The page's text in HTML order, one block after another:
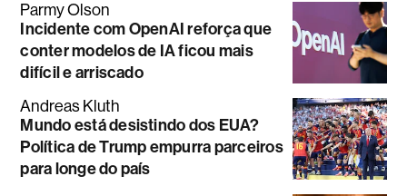
Parmy Olson
Incidente com OpenAI reforça que
conter modelos de IA ficou mais
difícil e arriscado
Andreas Kluth
Mundo está desistindo dos EUA?
Política de Trump empurra parceiros
para longe do país